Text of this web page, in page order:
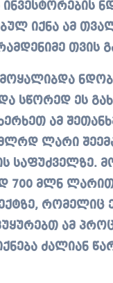
იქნა ამ
თვის
სწორედ ეს
ამ
ლარი
საფუძველზე.
700 მლნ ლარით
რომელიც
ამ
ძალიან